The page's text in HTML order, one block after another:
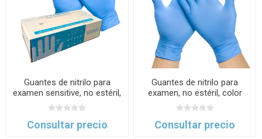
Guantes de nitrilo para
examen sensitive, no estéril,
color azul, caja x 100 uds.
kramer
Consultar precio
Guantes de nitrilo para
examen, no estéril, color
azul, caja x 100 uds. kramer
Consultar precio